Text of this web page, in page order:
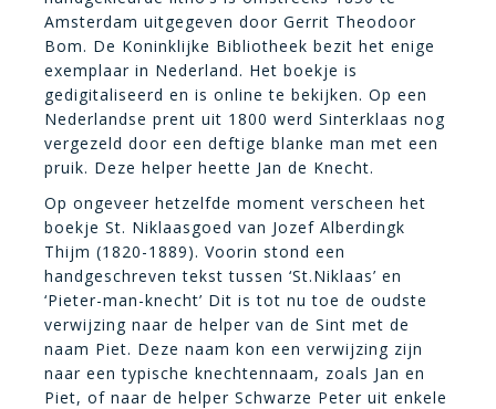
Amsterdam uitgegeven door Gerrit Theodoor
Bom. De Koninklijke Bibliotheek bezit het enige
exemplaar in Nederland. Het boekje is
gedigitaliseerd en is online te bekijken. Op een
Nederlandse prent uit 1800 werd Sinterklaas nog
vergezeld door een deftige blanke man met een
pruik. Deze helper heette Jan de Knecht.
Op ongeveer hetzelfde moment verscheen het
boekje St. Niklaasgoed van Jozef Alberdingk
Thijm (1820-1889). Voorin stond een
handgeschreven tekst tussen ‘St.Niklaas’ en
‘Pieter-man-knecht’ Dit is tot nu toe de oudste
verwijzing naar de helper van de Sint met de
naam Piet. Deze naam kon een verwijzing zijn
naar een typische knechtennaam, zoals Jan en
Piet, of naar de helper Schwarze Peter uit enkele